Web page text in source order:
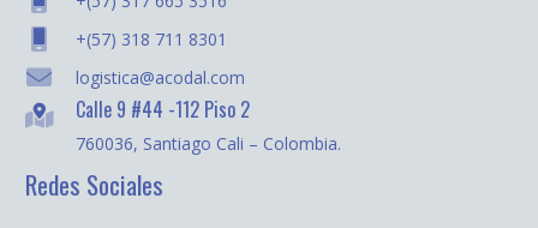
+(57) 318 711 8301
logistica@acodal.com
Calle 9 #44 -112 Piso 2
760036, Santiago Cali – Colombia.
Redes Sociales